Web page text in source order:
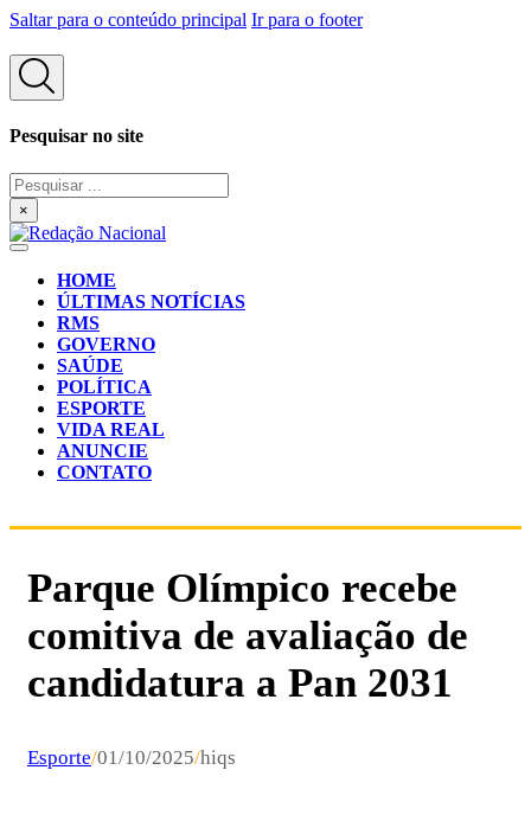
Saltar para o conteúdo principal Ir para o footer
Pesquisar no site
Pesquisar
...×
HOME
ÚLTIMAS NOTÍCIAS
RMS
GOVERNO
SAÚDE
POLÍTICA
ESPORTE
VIDA REAL
ANUNCIE
CONTATO
Parque Olímpico recebe
comitiva de avaliação de
candidatura a Pan 2031
Esporte/01/10/2025/hiqs